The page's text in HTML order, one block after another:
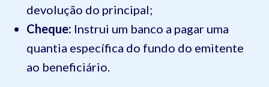
devolução do principal;
Cheque: Instrui um banco a pagar uma
quantia específica do fundo do emitente
ao beneficiário.